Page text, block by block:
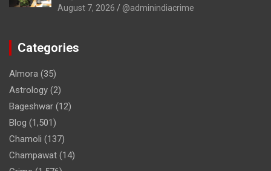
August 7, 2026 @adminindiacrime
Categories
Almora (35)
Astrology (2)
Bageshwar (12)
Blog (1,501)
Chamoli (137)
Champawat (14)